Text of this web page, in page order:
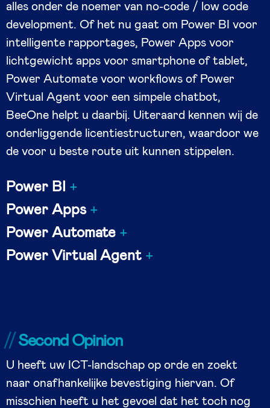
alles onder de noemer van no-code / low code
development. Of het nu gaat om Power BI voor
intelligente rapportages, Power Apps voor
lichtgewicht apps voor smartphone of tablet,
Power Automate voor workflows of Power
Virtual Agent voor een simpele chatbot,
BeeOne helpt u daarbij. Uiteraard kennen wij de
onderliggende licentiestructuren, waardoor we
de voor u beste route uit kunnen stippelen.
Power BI
Power Apps
Power Automate
Power Virtual Agent
Second Opinion
U heeft uw ICT-landschap op orde en zoekt
naar onafhankelijke bevestiging hiervan. Of
misschien heeft u het gevoel dat het toch nog